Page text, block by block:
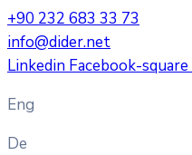
+90 232 683 33 73
info@dider.net
Linkedin Facebook-square
Eng
De